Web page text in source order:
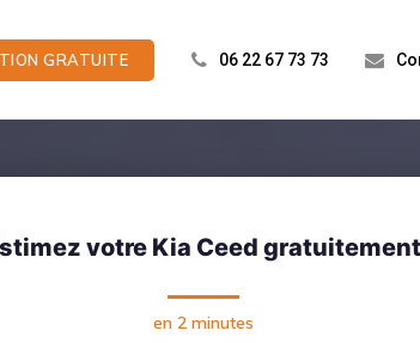
GRATUITE 06 22 67 73 73
votre Kia Ceed gratuitement
en 2 minutes